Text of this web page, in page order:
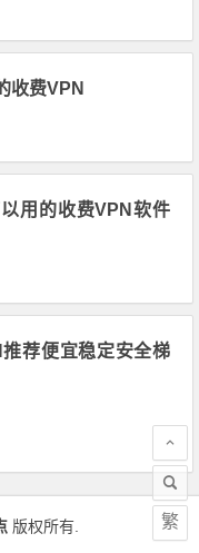
收费VPN
用的收费VPN软件
荐便宜稳定安全梯
版权所有. 繁